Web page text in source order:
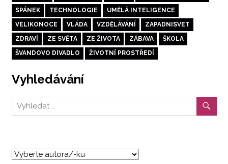
SPÁNEK TECHNOLOGIE UMĚLÁ INTELIGENCE
VELIKONOCE VLÁDA VZDĚLÁVÁNÍ ZAPADNISVET
ZDRAVÍ ZE SVĚTA ZE ŽIVOTA ZÁBAVA ŠKOLA
ŠVANDOVO DIVADLO ŽIVOTNÍ PROSTŘEDÍ
Vyhledávání